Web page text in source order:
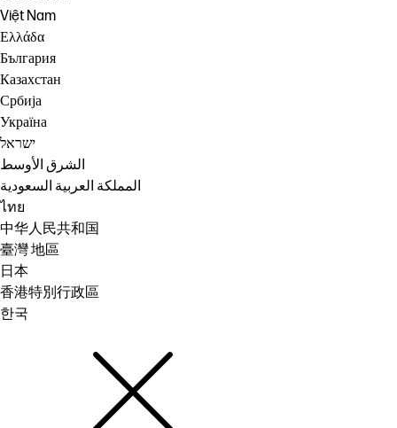
Việt Nam
Ελλάδα
България
Казахстан
Србија
Україна
ישראל
الشرق الأوسط
المملكة العربية السعودية
ไทย
中华人民共和国
臺灣 地區
日本
香港特別行政區
한국